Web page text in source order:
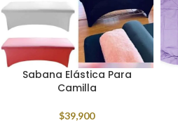
Sabana Elástica Para
Camilla
$39,900